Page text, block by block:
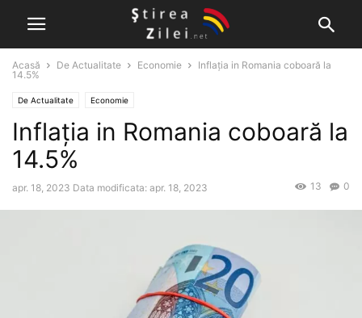
Acasă De Actualitate Economie
Inflația in Romania coboară la
14.5%
De Actualitate Economie
Inflația in Romania coboară la
14.5%
apr. 18, 2023 Data modificata: apr. 18, 2023 0
13